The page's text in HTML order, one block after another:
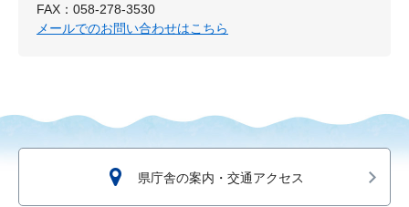
FAX：058-278-3530
メールでのお問い合わせはこちら
県庁舎の案内・交通アクセス